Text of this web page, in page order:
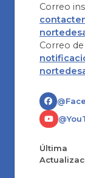
Correo
Correo
Última